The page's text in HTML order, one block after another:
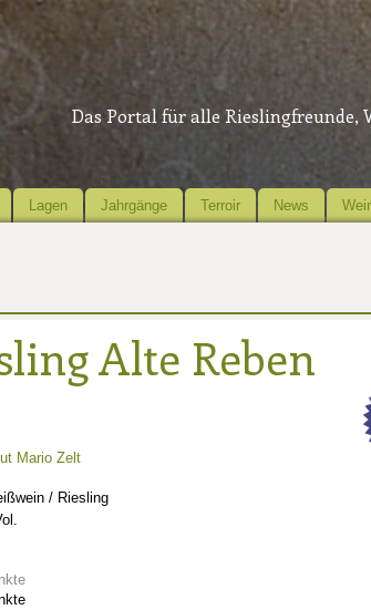
Das Portal für alle Rieslingfreunde,
Lagen Jahrgänge Terroir News
Alte Reben
Mario Zelt
/ Riesling